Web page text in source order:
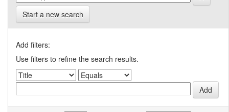
Start a new search
Add filters:
Use filters to refine the search results.